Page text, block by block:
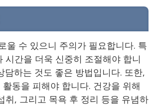
울 수 있으니 주의가 필요합니다. 특
간을 더욱 신중히 조절해야 합니
하는 것도 좋은 방법입니다. 또한,
동을 피해야 합니다. 건강을 위해
취, 그리고 목욕 후 정리 등을 유념하